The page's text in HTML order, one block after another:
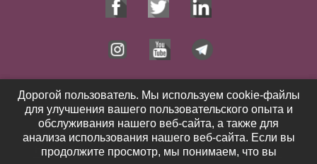
Юрист
Услуги
Публикации
Видео
Контакты
Выигранные дела
Новости
Отзывы
Дорогой пользователь. Мы используем cookie-файлы
для улучшения вашего пользовательского опыта и
обслуживания нашего веб-сайта, а также для
анализа использования нашего веб-сайта. Если вы
продолжите просмотр, мы понимаем, что вы
Дорогой пользователь. Мы используем cookie-файлы
для улучшения вашего пользовательского опыта и
обслуживания нашего веб-сайта, а также для
анализа использования нашего веб-сайта. Если вы
продолжите просмотр, мы понимаем, что вы